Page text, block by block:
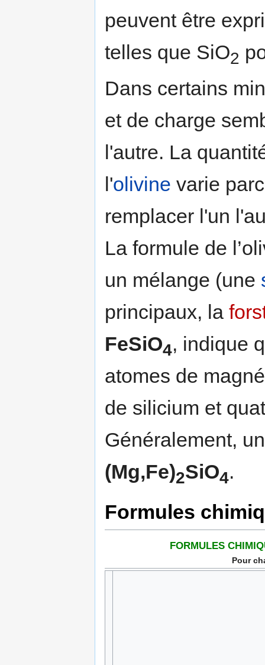
peuvent être
telles que SiO2
Dans certains
et de charge
l'autre. La
l'olivine varie
remplacer l'un
La formule de
un mélange (une
principaux, la
FeSiO4, indique
atomes de
de silicium et
Généralement,
(Mg,Fe)2SiO4.
Formules
FORMULES
Pour